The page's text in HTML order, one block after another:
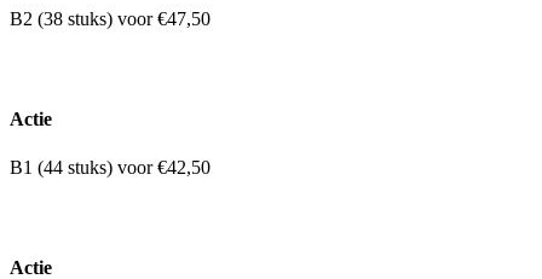
B2 (38 stuks) voor €47,50
Actie
B1 (44 stuks) voor €42,50
Actie